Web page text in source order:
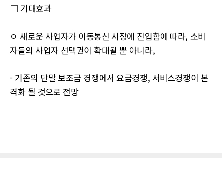
□ 기대효과
ㅇ 새로운 사업자가 이동통신 시장에 진입함에 따라, 소비
자들의 사업자 선택권이 확대될 뿐 아니라,
- 기존의 단말 보조금 경쟁에서 요금경쟁, 서비스경쟁이 본
격화 될 것으로 전망